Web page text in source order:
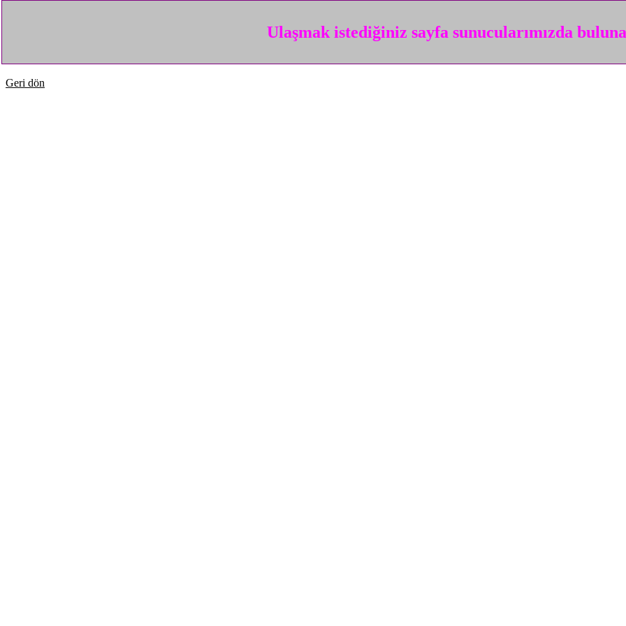
Ulaşmak istediğiniz sayfa sunucularımızda
Geri dön